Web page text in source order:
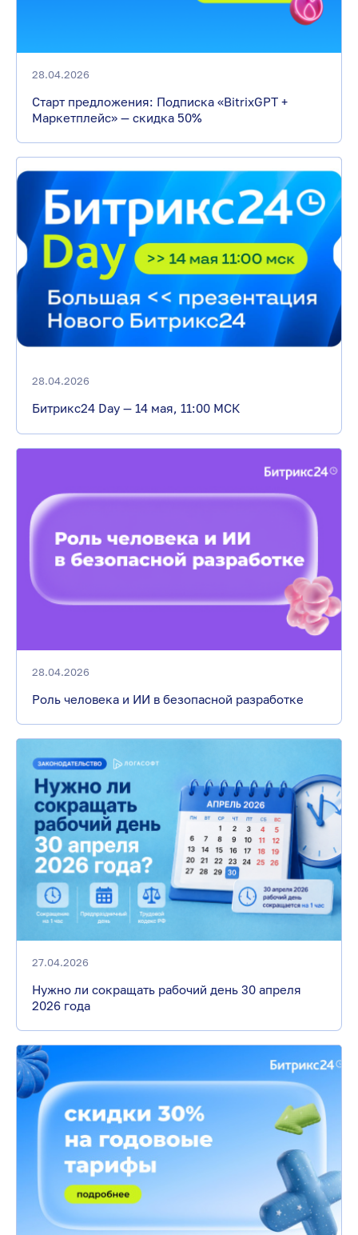
28.04.2026
Старт предложения: Подписка «BitrixGPT +
Маркетплейс» — скидка 50%
28.04.2026
Битрикс24 Day — 14 мая, 11:00 МСК
28.04.2026
Роль человека и ИИ в безопасной разработке
27.04.2026
Нужно ли сокращать рабочий день 30 апреля
2026 года